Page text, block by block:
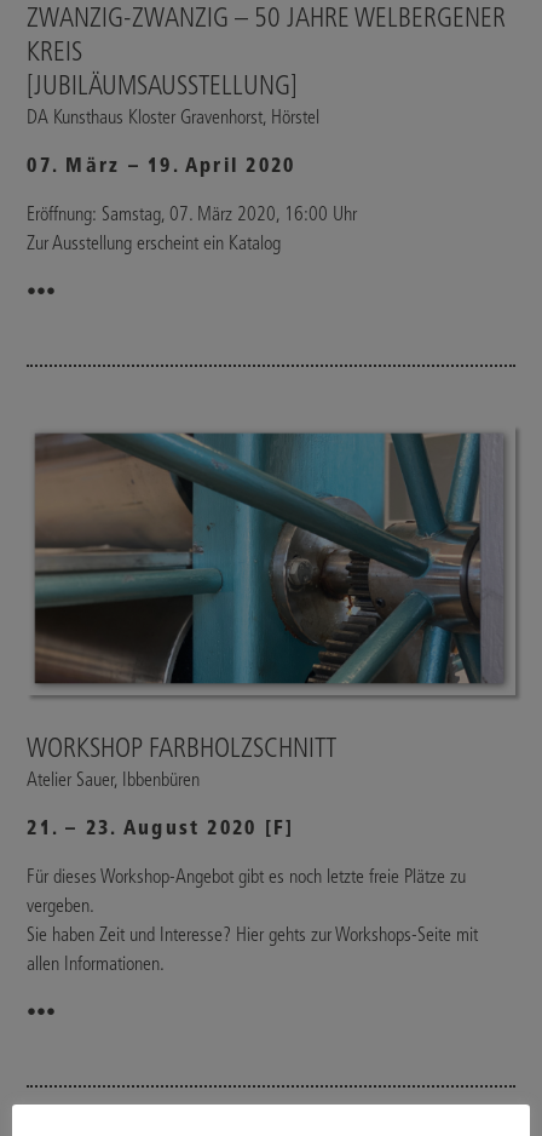
ZWANZIG-ZWANZIG – 50 JAHRE WELBERGENER
KREIS
[JUBILÄUMSAUSSTELLUNG]
DA Kunsthaus Kloster Gravenhorst, Hörstel
07. März – 19. April 2020
Eröffnung: Samstag, 07. März 2020, 16:00 Uhr
Zur Ausstellung erscheint ein Katalog
•••
WORKSHOP FARBHOLZSCHNITT
Atelier Sauer, Ibbenbüren
21. – 23. August 2020 [F]
Für dieses Workshop-Angebot gibt es noch letzte freie Plätze zu
vergeben.
Sie haben Zeit und Interesse? Hier gehts zur Workshops-Seite mit
allen Informationen.
•••